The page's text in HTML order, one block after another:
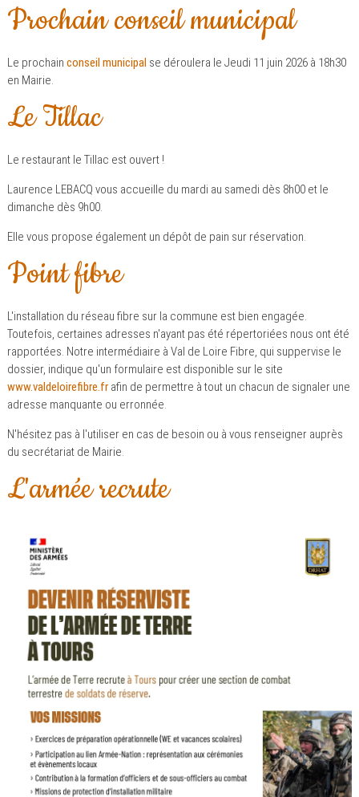
Prochain conseil municipal
Le prochain conseil municipal se déroulera le Jeudi 11 juin 2026 à 18h30
en Mairie.
Le Tillac
Le restaurant le Tillac est ouvert !
Laurence LEBACQ vous accueille du mardi au samedi dès 8h00 et le
dimanche dès 9h00.
Elle vous propose également un dépôt de pain sur réservation.
Point fibre
L'installation du réseau fibre sur la commune est bien engagée.
Toutefois, certaines adresses n'ayant pas été répertoriées nous ont été
rapportées. Notre intermédiaire à Val de Loire Fibre, qui suppervise le
dossier, indique qu'un formulaire est disponible sur le site
www.valdeloirefibre.frafin de permettre à tout un chacun de signaler une
adresse manquante ou erronnée.
N'hésitez pas à l'utiliser en cas de besoin ou à vous renseigner auprès
du secrétariat de Mairie.
L'armée recrute